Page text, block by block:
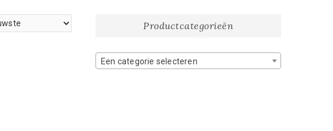
Productcategorieën
Een categorie selecteren